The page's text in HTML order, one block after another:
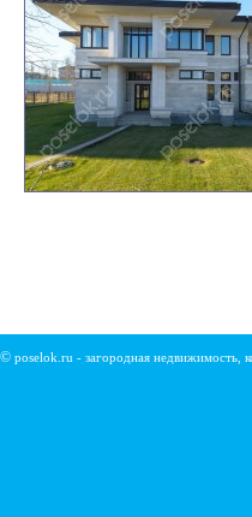
© poselok.ru - загородная недвижимость,